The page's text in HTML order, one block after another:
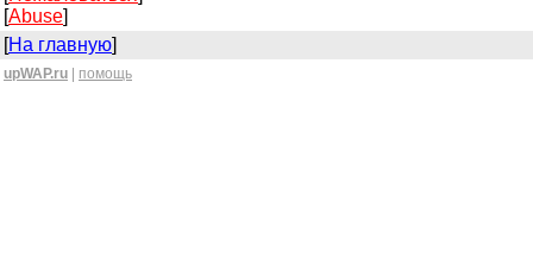
[Abuse]
[На главную]
upWAP.ru помощь